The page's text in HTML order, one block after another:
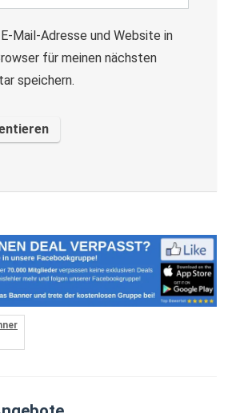
Mail-Adresse und Website in
für meinen nächsten
speichern.